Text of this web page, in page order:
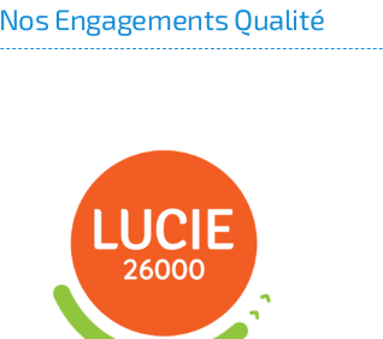
Nos Engagements Qualité